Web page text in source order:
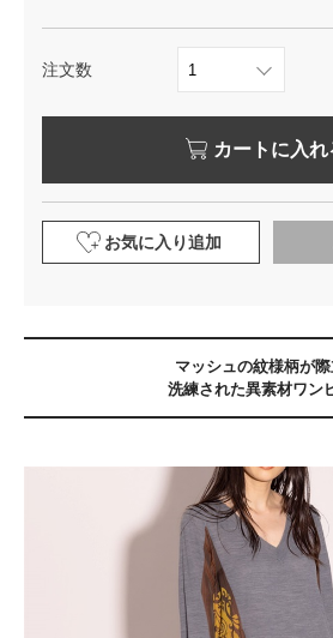
注文数
カートに入れ
お気に入り追加
マッシュの紋様柄が
洗練された異素材ワン